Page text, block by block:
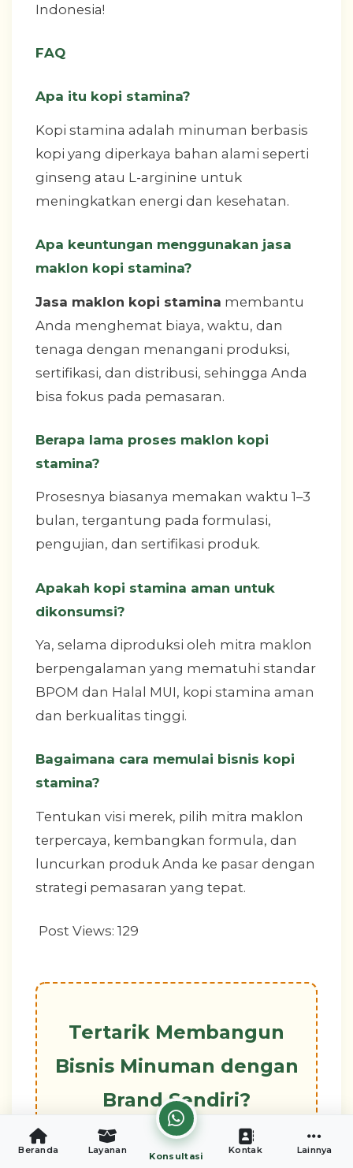
Indonesia!
FAQ
Apa itu kopi stamina?
Kopi stamina adalah minuman berbasis
kopi yang diperkaya bahan alami seperti
ginseng atau L-arginine untuk
meningkatkan energi dan kesehatan.
Apa keuntungan menggunakan jasa
maklon kopi stamina?
Jasa maklon kopi stamina membantu
Anda menghemat biaya, waktu, dan
tenaga dengan menangani produksi,
sertifikasi, dan distribusi, sehingga Anda
bisa fokus pada pemasaran.
Berapa lama proses maklon kopi
stamina?
Prosesnya biasanya memakan waktu 1–3
bulan, tergantung pada formulasi,
pengujian, dan sertifikasi produk.
Apakah kopi stamina aman untuk
dikonsumsi?
Ya, selama diproduksi oleh mitra maklon
berpengalaman yang mematuhi standar
BPOM dan Halal MUI, kopi stamina aman
dan berkualitas tinggi.
Bagaimana cara memulai bisnis kopi
stamina?
Tentukan visi merek, pilih mitra maklon
terpercaya, kembangkan formula, dan
luncurkan produk Anda ke pasar dengan
strategi pemasaran yang tepat.
Post Views: 129
Tertarik Membangun
Bisnis Minuman dengan
Brand Sendiri?
Wujudkan ide bisnis minuman
Beranda Layanan
Konsultasi
Kontak Lainnya